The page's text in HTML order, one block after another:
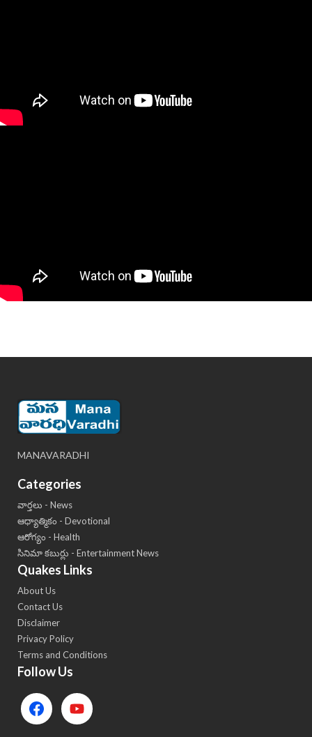
MANAVARADHI
Categories
వార్తలు - News
ఆధ్యాత్మికం - Devotional
ఆరోగ్యం - Health
సినిమా కబుర్లు - Entertainment News
Quakes Links
About Us
Contact Us
Disclaimer
Privacy Policy
Terms and Conditions
Follow Us